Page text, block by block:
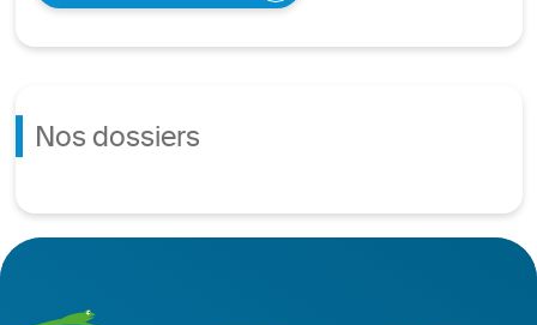
Nos dossiers